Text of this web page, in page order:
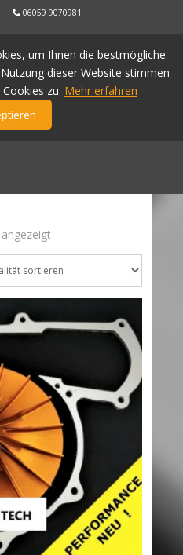
um Ihnen die bestmögliche
dieser Website stimmen
zu. Mehr erfahren
06059 9070981
Nach
Aktualität
sortiert